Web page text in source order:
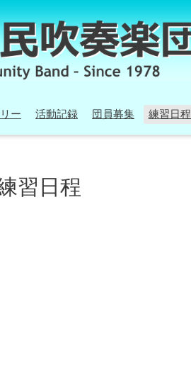
ー 活動記録 団員募集 練習日程
習日程